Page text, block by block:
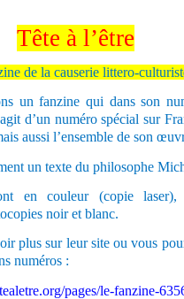
Tête à l’être
de la causerie littero-
un fanzine qui dans son
d’un numéro spécial sur
aussi l’ensemble de son
un texte du philosophe
en couleur (copie laser),
noir et blanc.
plus sur leur site ou vous
numéros :
pages/le-fanzine-